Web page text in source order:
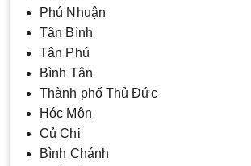
Phú Nhuận
Tân Bình
Tân Phú
Bình Tân
Thành phố Thủ Đức
Hóc Môn
Củ Chi
Bình Chánh